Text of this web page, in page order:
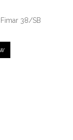
38/SB